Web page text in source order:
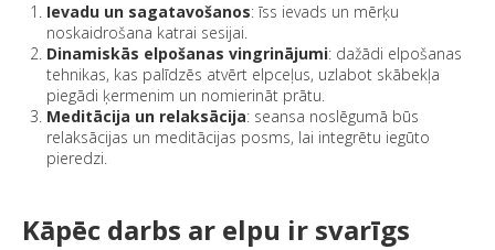
Ievadu un sagatavošanos: īss ievads un mērķu
noskaidrošana katrai sesijai.
Dinamiskās elpošanas vingrinājumi: dažādi elpošanas
tehnikas, kas palīdzēs atvērt elpceļus, uzlabot skābekļa
piegādi ķermenim un nomierināt prātu.
Meditācija un relaksācija: seansa noslēgumā būs
relaksācijas un meditācijas posms, lai integrētu iegūto
pieredzi.
Kāpēc darbs ar elpu ir svarīgs